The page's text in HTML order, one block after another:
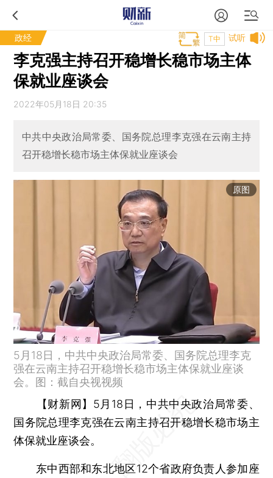
政经 试听
T中
李克强主持召开稳增长稳市场主体
保就业座谈会
2022年05月18日 20:35
中共中央政治局常委、国务院总理李克强在云南主持
召开稳增长稳市场主体保就业座谈会
原图
5月18日，中共中央政治局常委、国务院总理李克
强在云南主持召开稳增长稳市场主体保就业座谈
会。图：截自央视视频
【财新网】 5月18日，中共中央政治局常委、
国务院总理李克强在云南主持召开稳增长稳市场主
体保就业座谈会。
东中西部和东北地区12个省政府负责人参加座